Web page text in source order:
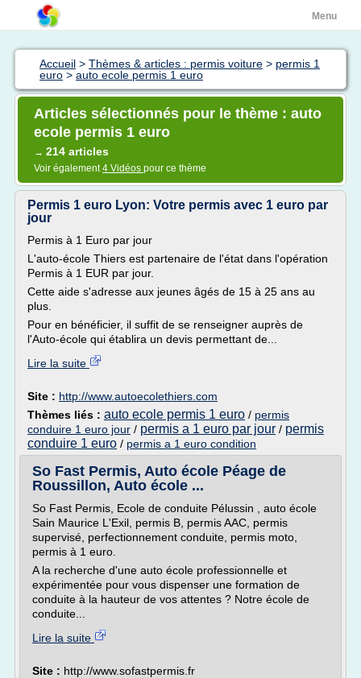
Menu
Accueil > Thèmes & articles : permis voiture > permis 1
euro > auto ecole permis 1 euro
Articles sélectionnés pour le thème : auto
ecole permis 1 euro
→ 214 articles
Voir également4 Vidéos pour ce thème
Permis 1 euro Lyon: Votre permis avec 1 euro par
jour
Permis à 1 Euro par jour
L'auto-école Thiers est partenaire de l'état dans l'opération
Permis à 1 EUR par jour.
Cette aide s'adresse aux jeunes âgés de 15 à 25 ans au
plus.
Pour en bénéficier, il suffit de se renseigner auprès de
l'Auto-école qui établira un devis permettant de...
Lire la suite
Site : http://www.autoecolethiers.com
Thèmes liés : auto ecole permis 1 euro / permis
conduire 1 euro jour / permis a 1 euro par jour / permis
conduire 1 euro / permis a 1 euro condition
So Fast Permis, Auto école Péage de
Roussillon, Auto école ...
So Fast Permis, Ecole de conduite Pélussin , auto école
Sain Maurice L'Exil, permis B, permis AAC, permis
supervisé, perfectionnement conduite, permis moto,
permis à 1 euro.
A la recherche d'une auto école professionnelle et
expérimentée pour vous dispenser une formation de
conduite à la hauteur de vos attentes ? Notre école de
conduite...
Lire la suite
Site : http://www.sofastpermis.fr